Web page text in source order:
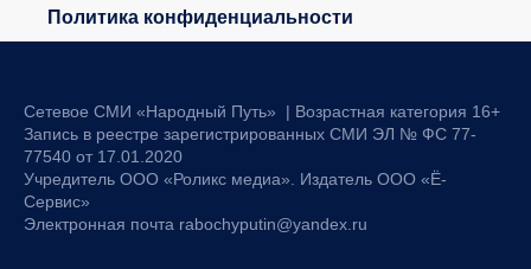
Политика конфиденциальности
Сетевое СМИ «Народный Путь» | Возрастная категория 16+
Запись в реестре зарегистрированных СМИ ЭЛ № ФС 77-
77540 от 17.01.2020
Учредитель ООО «Роликс медиа». Издатель ООО «Ё-
Сервис»
Электронная почта rabochyputin@yandex.ru